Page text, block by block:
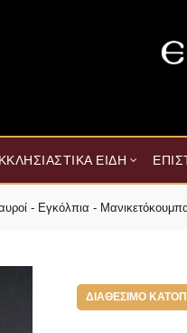
ΕΊΔΗ
- Εγκόλπια -
ΔΙΑΘΈΣΙΜΟ